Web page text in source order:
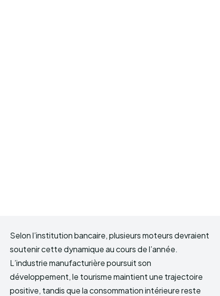
Selon l’institution bancaire, plusieurs moteurs devraient
soutenir cette dynamique au cours de l’année.
L’industrie manufacturière poursuit son
développement, le tourisme maintient une trajectoire
positive, tandis que la consommation intérieure reste